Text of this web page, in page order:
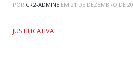
POR CR2-ADMIN5 EM 21 DE DEZEMBRO DE
JUSTIFICATIVA